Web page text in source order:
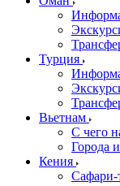
Турция
Вьетнам
С чего
Города
Кения
Сафари-